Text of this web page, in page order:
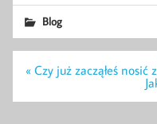
Blog
Nawigacja
wpisu
« Czy już zacząłeś nosić